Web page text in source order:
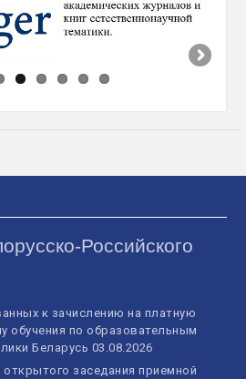
Российского
к зачислению на платную
обучения по образовательным
Беларусь 03.08.2026
заседания приемной